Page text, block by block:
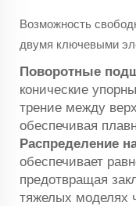
Возможность
двумя ключевыми
Поворотные
конические
трение между
обеспечивая
Распределение
обеспечивает
предотвращая
тяжелых моделях